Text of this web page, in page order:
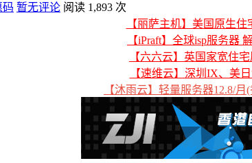
码 暂无评论 阅读 1,893 次
【丽萨主机】美国原生
【iPraft】全球isp服务器
【六六云】英国家宽住
【速维云】深圳IX、美
【沐雨云】轻量服务器12.8/